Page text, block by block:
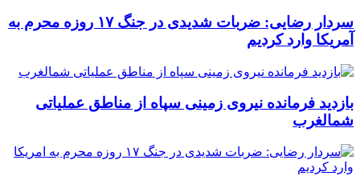
سردار رضایی: ضربات شدیدی در جنگ ۱۷ روزه محرم به
آمریکا وارد کردیم
بازدید فرمانده نیروی زمینی سپاه از مناطق عملیاتی
شمالغرب